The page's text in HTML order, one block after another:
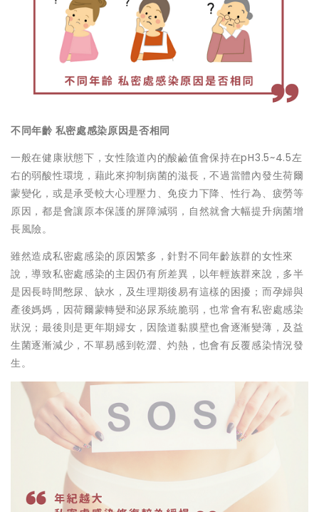
不同年齡 私密處感染原因是否相同
一般在健康狀態下，女性陰道內的酸鹼值會保持在pH3.5~4.5左
右的弱酸性環境，藉此來抑制病菌的滋長，不過當體內發生荷爾
蒙變化，或是承受較大心理壓力、免疫力下降、性行為、疲勞等
原因，都是會讓原本保護的屏障減弱，自然就會大幅提升病菌增
長風險。
雖然造成私密處感染的原因繁多，針對不同年齡族群的女性來
說，導致私密處感染的主因仍有所差異，以年輕族群來說，多半
是因長時間憋尿、缺水，及生理期後易有這樣的困擾；而孕婦與
產後媽媽，因荷爾蒙轉變和泌尿系統脆弱，也常會有私密處感染
狀況；最後則是更年期婦女，因陰道黏膜壁也會逐漸變薄，及益
生菌逐漸減少，不單易感到乾澀、灼熱，也會有反覆感染情況發
生。